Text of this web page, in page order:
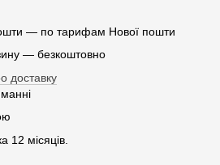
— по тарифам Нової пошти
— безкоштовно
доставку
12 місяців.